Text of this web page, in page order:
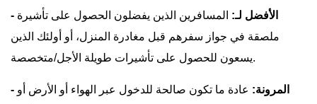
- الأفضل لـ: المسافرين الذين يفضلون الحصول على تأشيرة
ملصقة في جواز سفرهم قبل مغادرة المنزل، أو أولئك الذين
يسعون للحصول على تأشيرات طويلة الأجل/متخصصة.
- المرونة: عادة ما تكون صالحة للدخول عبر الهواء أو الأرض أو